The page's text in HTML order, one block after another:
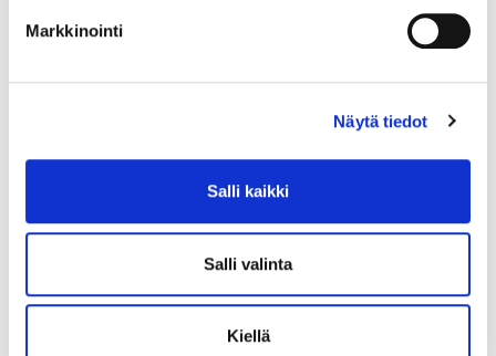
Markkinointi
Näytä tiedot
Salli kaikki
Salli valinta
Kiellä
Timanttisormus 2xn.0.40ct 1xn.0.80ct, koko 20¼, leveys 6-
20.8.2026 19:11:30